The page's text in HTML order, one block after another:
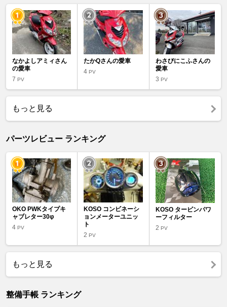
なかよしアミィさん
の愛車
7 PV
たかQさんの愛車
4PV
わさびにこふさんの
愛車
3 PV
もっと見る
パーツレビュー ランキング
OKO PWKタイプキ
ャブレター30φ
4 PV
KOSO コンビネーシ
ョンメーターユニッ
ト
2PV
KOSO タービンパワ
ーフィルター
2 PV
もっと見る
整備手帳 ランキング